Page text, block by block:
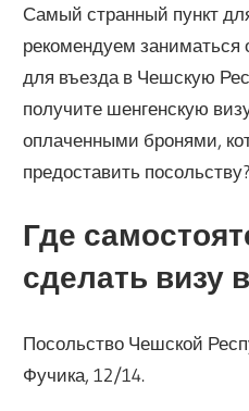
Самый странный пункт
рекомендуем заниматься
для въезда в Чешскую
получите шенгенскую
оплаченными бронями,
предоставить
Где
сделать визу
Посольство Чешской
Фучика, 12/14.